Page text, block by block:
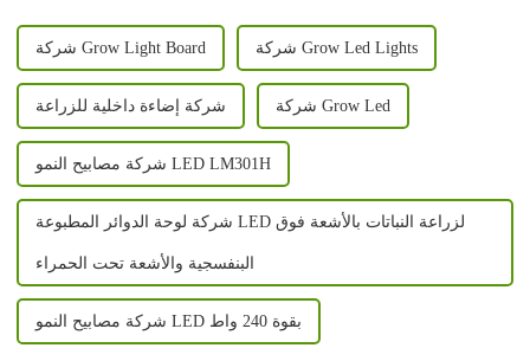
شركة Grow Light Board شركة Grow Led Lights
شركة إضاءة داخلية للزراعة شركة Grow Led
شركة مصابيح النمو LED LM301H
شركة لوحة الدوائر المطبوعة LED لزراعة النباتات بالأشعة فوق
البنفسجية والأشعة تحت الحمراء
شركة مصابيح النمو LED بقوة 240 واط